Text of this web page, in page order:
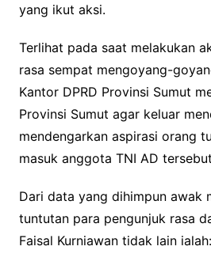
yang ikut aksi.
Terlihat pada saat melakukan
rasa sempat mengoyang-
Kantor DPRD Provinsi Sumut
Provinsi Sumut agar keluar
mendengarkan aspirasi orang
masuk anggota TNI AD
Dari data yang dihimpun awak
tuntutan para pengunjuk rasa
Faisal Kurniawan tidak lain ialah: